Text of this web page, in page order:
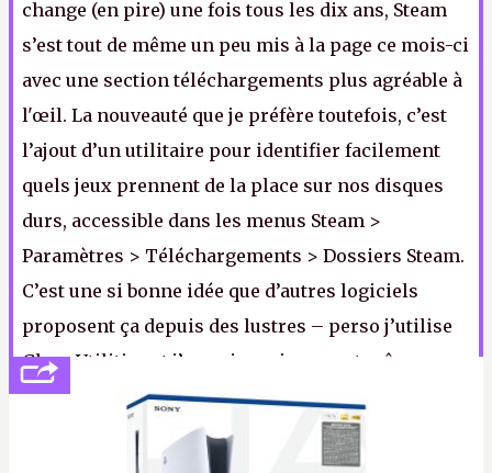
change (en pire) une fois tous les dix ans, Steam
s’est tout de même un peu mis à la page ce mois-ci
avec une section téléchargements plus agréable à
l'œil. La nouveauté que je préfère toutefois, c’est
l’ajout d’un utilitaire pour identifier facilement
quels jeux prennent de la place sur nos disques
durs, accessible dans les menus Steam >
Paramètres > Téléchargements > Dossiers Steam.
C’est une si bonne idée que d’autres logiciels
proposent ça depuis des lustres – perso j’utilise
Glary Utilities et j’en suis ravi, on peut même
l’utiliser pour faire le ménage dans les softs qui
ralentissent le démarrage de Windows.